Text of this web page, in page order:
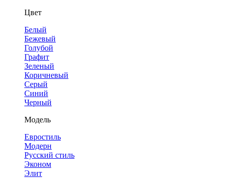
Цвет
Белый
Бежевый
Голубой
Графит
Зеленый
Коричневый
Серый
Синий
Черный
Модель
Евростиль
Модерн
Русский стиль
Эконом
Элит